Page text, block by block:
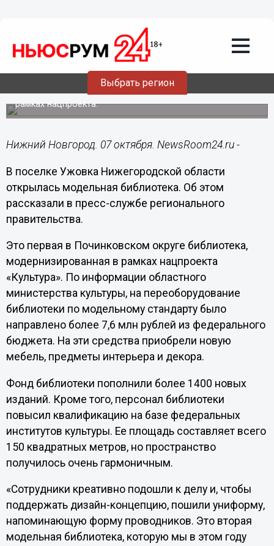
Выбрать регион
07.10.202421:07
Модельная библиотека открылась в
Ужовке
Первая в Починковском округе, модернизированная в
рамках нацпроекта.
Нижний Новгород. 07 октября. NewsRoom24.ru -
В поселке Ужовка Нижегородской области
открылась модельная библиотека. Об этом
рассказали в пресс-службе регионального
правительства.
Это первая в Починковском округе библиотека,
модернизированная в рамках нацпроекта
«Культура». По информации областного
министерства культуры, на переоборудование
библиотеки по модельному стандарту было
направлено более 7,6 млн рублей из федерального
бюджета. На эти средства приобрели новую
мебель, предметы интерьера и декора.
Фонд библиотеки пополнили более 1400 новых
изданий. Кроме того, персонал библиотеки
повысил квалификацию на базе федеральных
институтов культуры. Ее площадь составляет всего
150 квадратных метров, но пространство
получилось очень гармоничным.
«Сотрудники креативно подошли к делу и, чтобы
поддержать дизайн-концепцию, пошили униформу,
напоминающую форму проводников. Это вторая
модельная библиотека, которую мы в этом году